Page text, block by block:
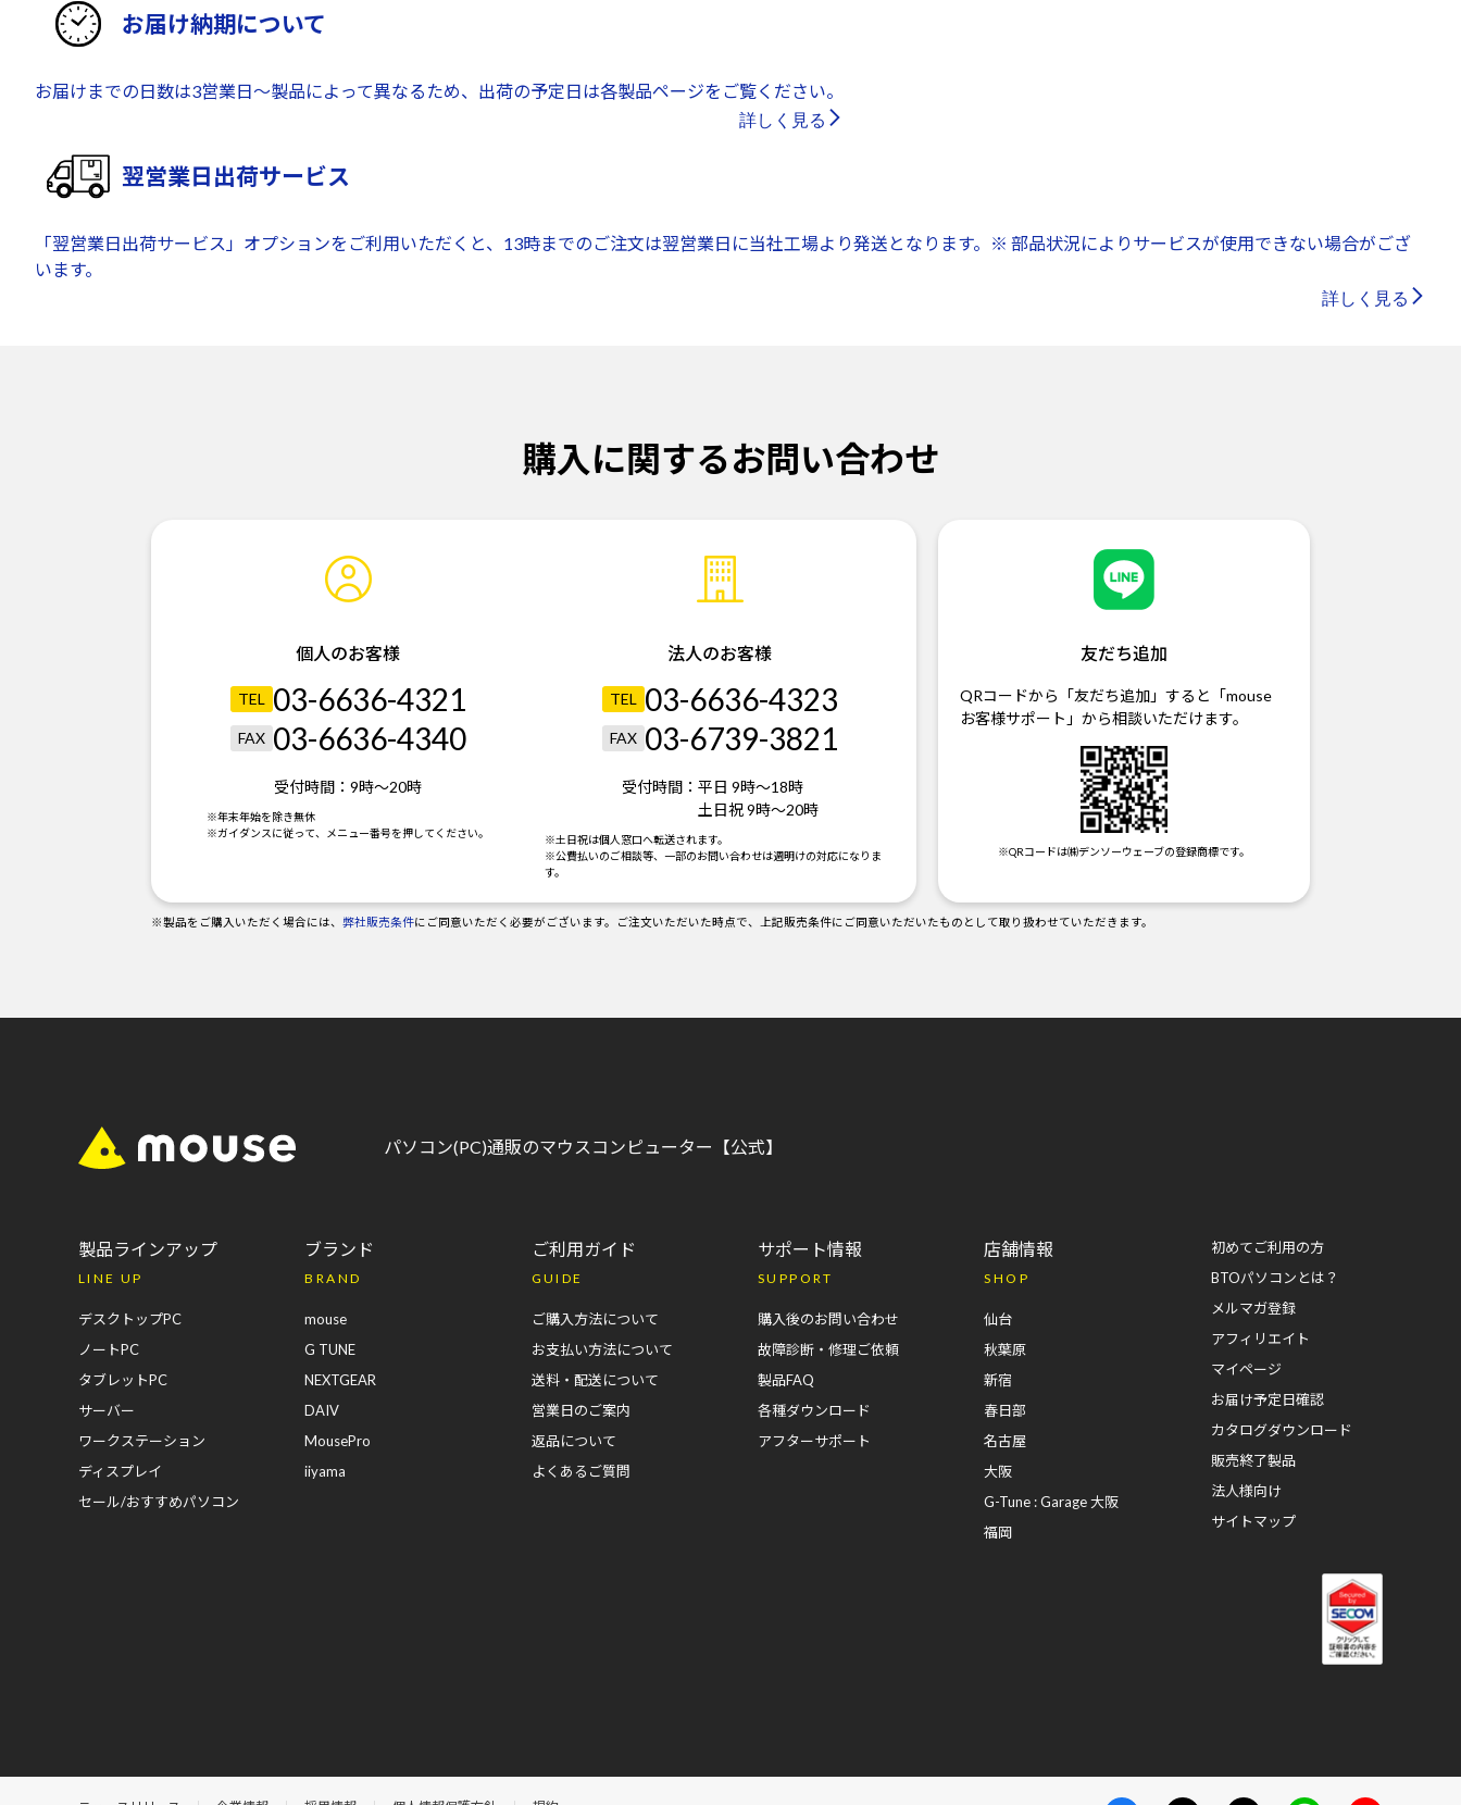
お届け納期について
お届けまでの日数は3営業日～製品によって異なるため、出荷の予定日は各製品ページをご覧ください。
詳しく見る
翌営業日出荷サービス
「翌営業日出荷サービス」オプションをご利用いただくと、13時までのご注文は翌営業日に当社工場より発送となります。※ 部品状況によりサービスが使用できない場合がござ
います。
詳しく見る
購入に関するお問い合わせ
個人のお客様
TEL 03-6636-4321
FAX 03-6636-4340
受付時間：9時～20時
※年末年始を除き無休
※ガイダンスに従って、メニュー番号を押してください。
法人のお客様
TEL 03-6636-4323
FAX 03-6739-3821
受付時間： 平日 9時～18時
土日祝 9時～20時
※土日祝は個人窓口へ転送されます。
※公費払いのご相談等、一部のお問い合わせは週明けの対応になりま
す。
友だち追加
QRコードから「友だち追加」すると「mouse
お客様サポート」から相談いただけます。
※QRコードは㈱デンソーウェーブの登録商標です。
※製品をご購入いただく場合には、弊社販売条件にご同意いただく必要がございます。ご注文いただいた時点で、上記販売条件にご同意いただいたものとして取り扱わせていただきます。
パソコン(PC)通販のマウスコンピューター【公式】
製品ラインアップ
LINE UP
デスクトップPC
ノートPC
タブレットPC
サーバー
ワークステーション
ディスプレイ
セール/おすすめパソコン
ブランド
BRAND
mouse
G TUNE
NEXTGEAR
DAIV
MousePro
iiyama
ご利用ガイド
GUIDE
ご購入方法について
お支払い方法について
送料・配送について
営業日のご案内
返品について
よくあるご質問
サポート情報
SUPPORT
購入後のお問い合わせ
故障診断・修理ご依頼
製品FAQ
各種ダウンロード
アフターサポート
店舗情報
SHOP
仙台
秋葉原
新宿
春日部
名古屋
大阪
G-Tune : Garage 大阪
福岡
初めてご利用の方
BTOパソコンとは？
メルマガ登録
アフィリエイト
マイページ
お届け予定日確認
カタログダウンロード
販売終了製品
法人様向け
サイトマップ